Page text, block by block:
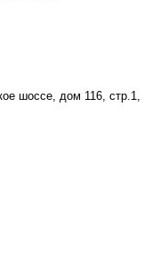
шоссе, дом 116, стр.1,